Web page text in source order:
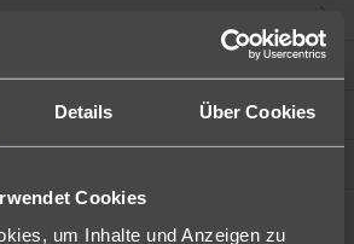
Details Über Cookies
Cookies
um Inhalte und Anzeigen zu